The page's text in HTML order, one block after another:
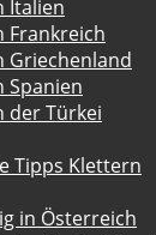
Italien
Frankreich
Griechenland
Spanien
der Türkei
Tipps Klettern
in Österreich